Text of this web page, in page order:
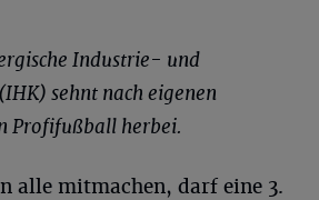
Industrie- und
sehnt nach eigenen
Profifußball herbei.
alle mitmachen, darf eine 3.